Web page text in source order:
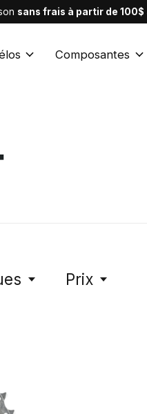
sans frais à partir de 100$
Composantes
Prix